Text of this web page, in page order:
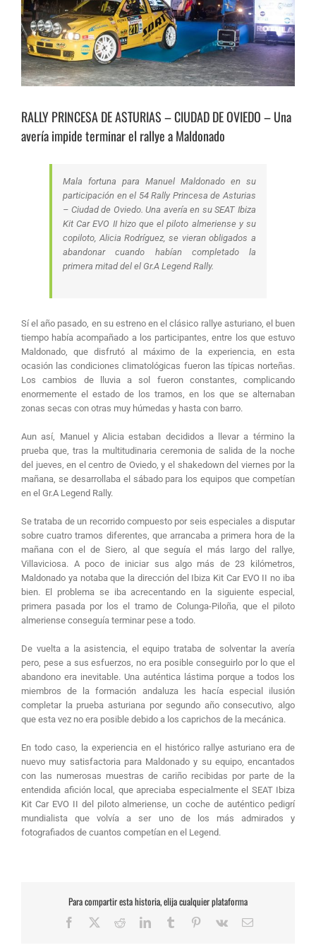
RALLY PRINCESA DE ASTURIAS – CIUDAD DE OVIEDO – Una
avería impide terminar el rallye a Maldonado
Mala fortuna para Manuel Maldonado en su
participación en el 54 Rally Princesa de Asturias
– Ciudad de Oviedo. Una avería en su SEAT Ibiza
Kit Car EVO II hizo que el piloto almeriense y su
copiloto, Alicia Rodríguez, se vieran obligados a
abandonar cuando habían completado la
primera mitad del el Gr.A Legend Rally.
Sí el año pasado, en su estreno en el clásico rallye asturiano, el buen
tiempo había acompañado a los participantes, entre los que estuvo
Maldonado, que disfrutó al máximo de la experiencia, en esta
ocasión las condiciones climatológicas fueron las típicas norteñas.
Los cambios de lluvia a sol fueron constantes, complicando
enormemente el estado de los tramos, en los que se alternaban
zonas secas con otras muy húmedas y hasta con barro.
Aun así, Manuel y Alicia estaban decididos a llevar a término la
prueba que, tras la multitudinaria ceremonia de salida de la noche
del jueves, en el centro de Oviedo, y el shakedown del viernes por la
mañana, se desarrollaba el sábado para los equipos que competían
en el Gr.A Legend Rally.
Se trataba de un recorrido compuesto por seis especiales a disputar
sobre cuatro tramos diferentes, que arrancaba a primera hora de la
mañana con el de Siero, al que seguía el más largo del rallye,
Villaviciosa. A poco de iniciar sus algo más de 23 kilómetros,
Maldonado ya notaba que la dirección del Ibiza Kit Car EVO II no iba
bien. El problema se iba acrecentando en la siguiente especial,
primera pasada por los el tramo de Colunga-Piloña, que el piloto
almeriense conseguía terminar pese a todo.
De vuelta a la asistencia, el equipo trataba de solventar la avería
pero, pese a sus esfuerzos, no era posible conseguirlo por lo que el
abandono era inevitable. Una auténtica lástima porque a todos los
miembros de la formación andaluza les hacía especial ilusión
completar la prueba asturiana por segundo año consecutivo, algo
que esta vez no era posible debido a los caprichos de la mecánica.
En todo caso, la experiencia en el histórico rallye asturiano era de
nuevo muy satisfactoria para Maldonado y su equipo, encantados
con las numerosas muestras de cariño recibidas por parte de la
entendida afición local, que apreciaba especialmente el SEAT Ibiza
Kit Car EVO II del piloto almeriense, un coche de auténtico pedigrí
mundialista que volvía a ser uno de los más admirados y
fotografiados de cuantos competían en el Legend.
Para compartir esta historia, elija cualquier plataforma
Facebook RedditLinkedInTumblr Pinterest
Vk
Correo